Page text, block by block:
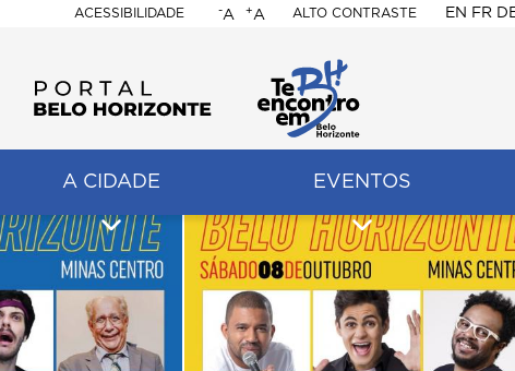
ACESSIBILIDADE
BELO
HORIZONTE
-A +A ALTO CONTRASTE EN FR
A CIDADE EVENTOS